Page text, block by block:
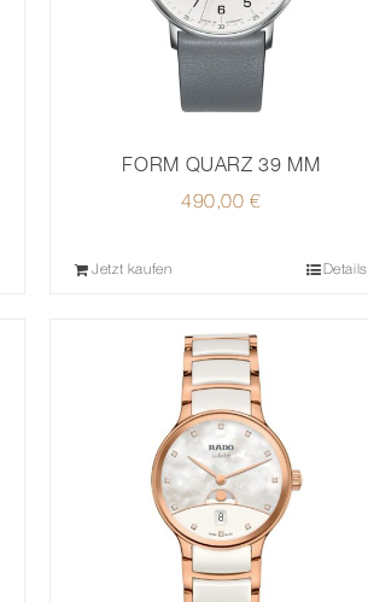
FORM QUARZ 39 MM
490,00€
Jetzt kaufen Details